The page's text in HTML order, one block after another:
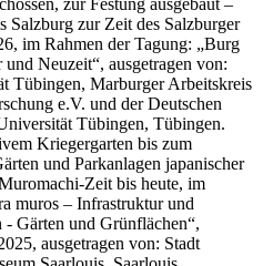
Salzburg zur Zeit des Salzburger
im Rahmen der Tagung: „Burg
Neuzeit“, ausgetragen von:
Tübingen, Marburger Arbeitskreis
e.V. und der Deutschen
Tübingen, Tübingen.
Kriegergarten bis zum
und Parkanlagen japanischer
Zeit bis heute, im
muros – Infrastruktur und
- Gärten und Grünflächen“,
ausgetragen von: Stadt